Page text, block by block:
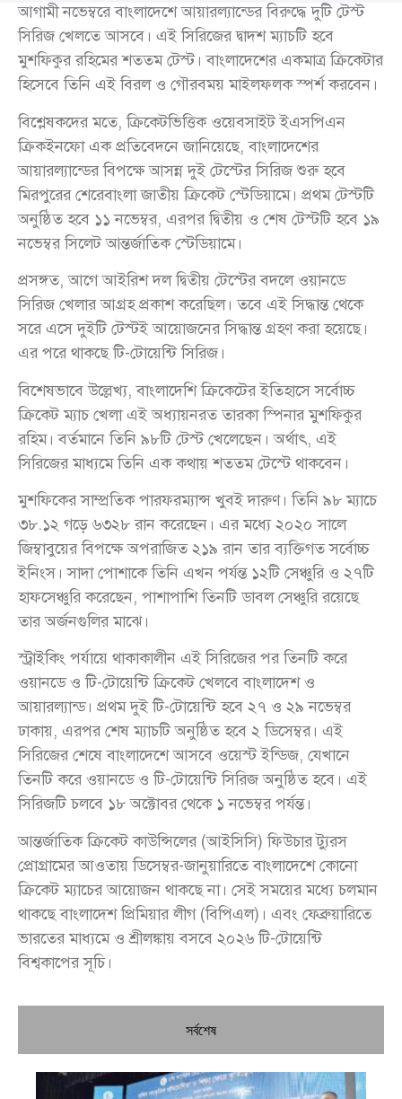
আগামী নভেম্বরে বাংলাদেশে আয়ারল্যান্ডের বিরুদ্ধে দুটি টেস্ট
সিরিজ খেলতে আসবে। এই সিরিজের দ্বাদশ ম্যাচটি হবে
মুশফিকুর রহিমের শততম টেস্ট। বাংলাদেশের একমাত্র ক্রিকেটার
হিসেবে তিনি এই বিরল ও গৌরবময় মাইলফলক স্পর্শ করবেন।
বিশ্লেষকদের মতে, ক্রিকেটভিত্তিক ওয়েবসাইট ইএসপিএন
ক্রিকইনফো এক প্রতিবেদনে জানিয়েছে, বাংলাদেশের
আয়ারল্যান্ডের বিপক্ষে আসন্ন দুই টেস্টের সিরিজ শুরু হবে
মিরপুরের শেরেবাংলা জাতীয় ক্রিকেট স্টেডিয়ামে। প্রথম টেস্টটি
অনুষ্ঠিত হবে ১১ নভেম্বর, এরপর দ্বিতীয় ও শেষ টেস্টটি হবে ১৯
নভেম্বর সিলেট আন্তর্জাতিক স্টেডিয়ামে।
প্রসঙ্গত, আগে আইরিশ দল দ্বিতীয় টেস্টের বদলে ওয়ানডে
সিরিজ খেলার আগ্রহ প্রকাশ করেছিল। তবে এই সিদ্ধান্ত থেকে
সরে এসে দুইটি টেস্টই আয়োজনের সিদ্ধান্ত গ্রহণ করা হয়েছে।
এর পরে থাকছে টি-টোয়েন্টি সিরিজ।
বিশেষভাবে উল্লেখ্য, বাংলাদেশি ক্রিকেটের ইতিহাসে সর্বোচ্চ
ক্রিকেট ম্যাচ খেলা এই অধ্যায়নরত তারকা স্পিনার মুশফিকুর
রহিম। বর্তমানে তিনি ৯৮টি টেস্ট খেলেছেন। অর্থাৎ, এই
সিরিজের মাধ্যমে তিনি এক কথায় শততম টেস্টে থাকবেন।
মুশফিকের সাম্প্রতিক পারফরম্যান্স খুবই দারুণ। তিনি ৯৮ ম্যাচে
৩৮.১২ গড়ে ৬৩২৮ রান করেছেন। এর মধ্যে ২০২০ সালে
জিম্বাবুয়ের বিপক্ষে অপরাজিত ২১৯ রান তার ব্যক্তিগত সর্বোচ্চ
ইনিংস। সাদা পোশাকে তিনি এখন পর্যন্ত ১২টি সেঞ্চুরি ও ২৭টি
হাফসেঞ্চুরি করেছেন, পাশাপাশি তিনটি ডাবল সেঞ্চুরি রয়েছে
তার অর্জনগুলির মাঝে।
স্ট্রাইকিং পর্যায়ে থাকাকালীন এই সিরিজের পর তিনটি করে
ওয়ানডে ও টি-টোয়েন্টি ক্রিকেট খেলবে বাংলাদেশ ও
আয়ারল্যান্ড। প্রথম দুই টি-টোয়েন্টি হবে ২৭ ও ২৯ নভেম্বর
ঢাকায়, এরপর শেষ ম্যাচটি অনুষ্ঠিত হবে ২ ডিসেম্বর। এই
সিরিজের শেষে বাংলাদেশে আসবে ওয়েস্ট ইন্ডিজ, যেখানে
তিনটি করে ওয়ানডে ও টি-টোয়েন্টি সিরিজ অনুষ্ঠিত হবে। এই
সিরিজটি চলবে ১৮ অক্টোবর থেকে ১ নভেম্বর পর্যন্ত।
আন্তর্জাতিক ক্রিকেট কাউন্সিলের (আইসিসি) ফিউচার ট্যুরস
প্রোগ্রামের আওতায় ডিসেম্বর-জানুয়ারিতে বাংলাদেশে কোনো
ক্রিকেট ম্যাচের আয়োজন থাকছে না। সেই সময়ের মধ্যে চলমান
থাকছে বাংলাদেশ প্রিমিয়ার লীগ (বিপিএল)। এবং ফেব্রুয়ারিতে
ভারতের মাধ্যমে ও শ্রীলঙ্কায় বসবে ২০২৬ টি-টোয়েন্টি
বিশ্বকাপের সূচি।
সর্বশেষ